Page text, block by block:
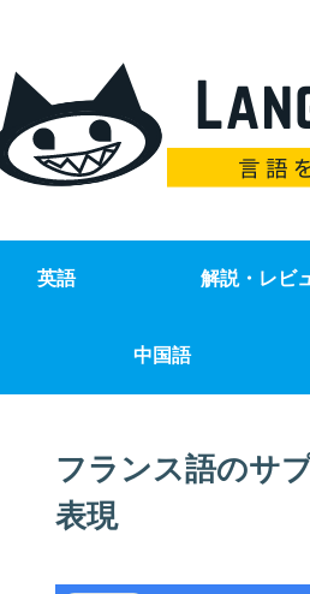
英語 解説・レビ
中国語
フランス語のサ
表現